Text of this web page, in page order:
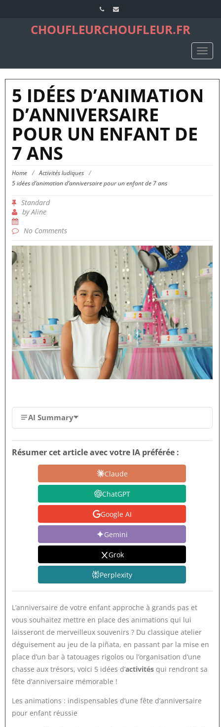
CHOUFLEURCHOUFLEUR.FR
5 IDÉES D’ANIMATION
D’ANNIVERSAIRE
POUR UN ENFANT DE
7 ANS
Home / Activités ludiques /
5 idées d’animation d’anniversaire pour un enfant de 7 ans
Standard
byAline
No Comments
AI Summary
Résumer cet article avec votre IA préférée :
Claude
ChatGPT
Google AI
Gemini
Grok
Perplexity
L’anniversaire de votre enfant approche à grands pas et
vous souhaitez mettre en place des animations qui lui
laisseront de merveilleux souvenirs ? Du classique atelier
déguisement au jeu de la piñata, en passant par la mise en
place d’un bar à tatouages rigolos ou l’organisation d’une
chasse aux trésors, voici 5 idées d’activitésqui rendront sa
fête d’anniversaire mémorable !
Les animations : indispensables d’une fête d’anniversaire
pour enfant réussie